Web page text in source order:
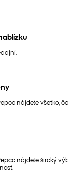
nájdete všetko,
nájdete široký